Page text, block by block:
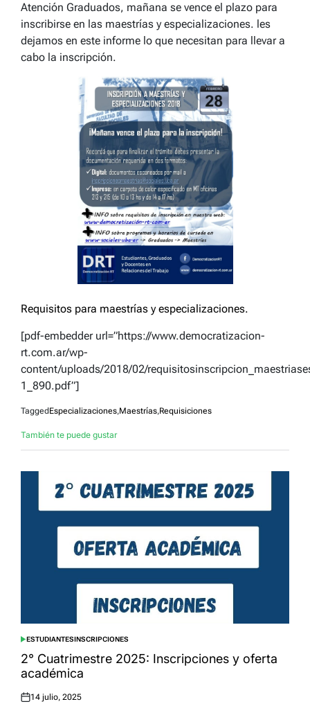
Atención Graduados, mañana se vence el plazo para
inscribirse en las maestrías y especializaciones. les
dejamos en este informe lo que necesitan para llevar a
cabo la inscripción.
Requisitos para maestrías y especializaciones.
[pdf-embedder url=”https://www.democratizacion-
rt.com.ar/wp-
content/uploads/2018/02/
1_890.pdf”]
Tagged Especializaciones,Maestrías,Requisiciones
También te puede gustar
POSTED
IN
ESTUDIANTESINSCRIPCIONES
2° Cuatrimestre 2025: Inscripciones y oferta
académica
14 julio, 2025